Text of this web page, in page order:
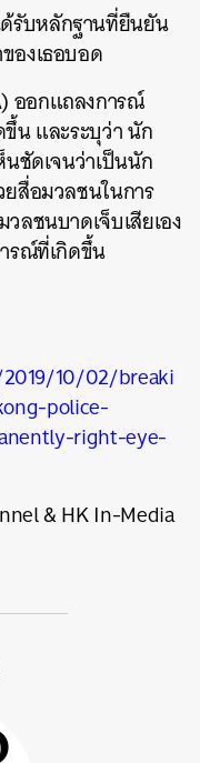
รับหลักฐานที่ยืนยัน
องเธอบอด
ออกแถลงการณ์
น และระบุว่า นัก
ชัดเจนว่าเป็นนัก
สื่อมวลชนในการ
ลชนบาดเจ็บเสียเอง
รณ์ที่เกิดขึ้น
10/02/breaki
police-
right-eye-
& HK In-Media
EMAIL